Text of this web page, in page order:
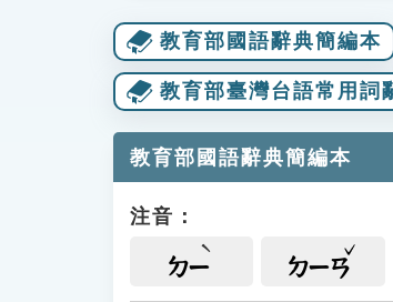
教育部國語辭典簡編本
教育部臺灣台語常用詞
教育部國語辭典簡編本
注音：
ㄉㄧ ㄉㄧㄢ